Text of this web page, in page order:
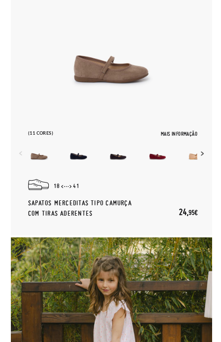
(11 CORES) MAIS INFORMAÇÃO
18 41
SAPATOS MERCEDITAS TIPO CAMURÇA
COM TIRAS ADERENTES
24,95€